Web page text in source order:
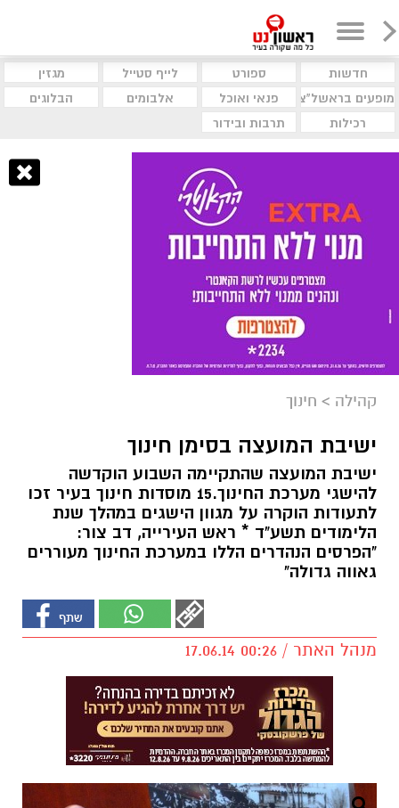
חדשות ספורט לייף סטייל
מגזין
מופעים בראשל"צ
פנאי ואוכל אלבומים
הבלוגים
רכילות
תרבות ובידור
קהילה > חינוך
ישיבת המועצה בסימן חינוך
ישיבת המועצה שהתקיימה השבוע הוקדשה
להישגי מערכת החינוך.15 מוסדות חינוך בעיר זכו
לתעודות הוקרה על מגוון הישגים במהלך שנת
הלימודים תשע"ד * ראש העירייה, דב צור:
"הפרסים הנהדרים הללו במערכת החינוך מעוררים
גאווה גדולה"
מנהל האתר / 00:26 17.06.14